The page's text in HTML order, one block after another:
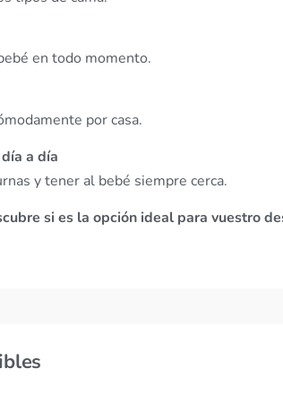
en todo momento.
por casa.
a día
y tener al bebé siempre cerca.
si es la opción ideal para vuestro